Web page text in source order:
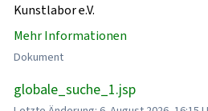
Kunstlabor e.V.
Mehr Informationen
Dokument
globale_suche_1.jsp